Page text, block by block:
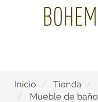
Inicio Tienda
Mueble de baño